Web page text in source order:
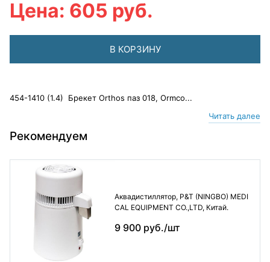
Цена: 605 руб.
В КОРЗИНУ
454-1410 (1.4) Брекет Orthos паз 018, Ormco...
Читать далее
Рекомендуем
Аквадистиллятор, P&T (NINGBO) MEDI
CAL EQUIPMENT CO.,LTD, Китай.
9 900 руб./шт